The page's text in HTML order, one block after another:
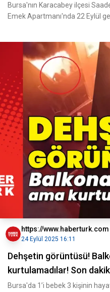
Bursa'nın Karacabey ilçesi
Emek Apartmanı'nda 22 Eylül
https://www.haberturk.com
24 Eylül 2025 16:11
Dehşetin görüntüsü!
kurtulamadılar! Son
Bursa'da 1’i bebek 3 kişinin